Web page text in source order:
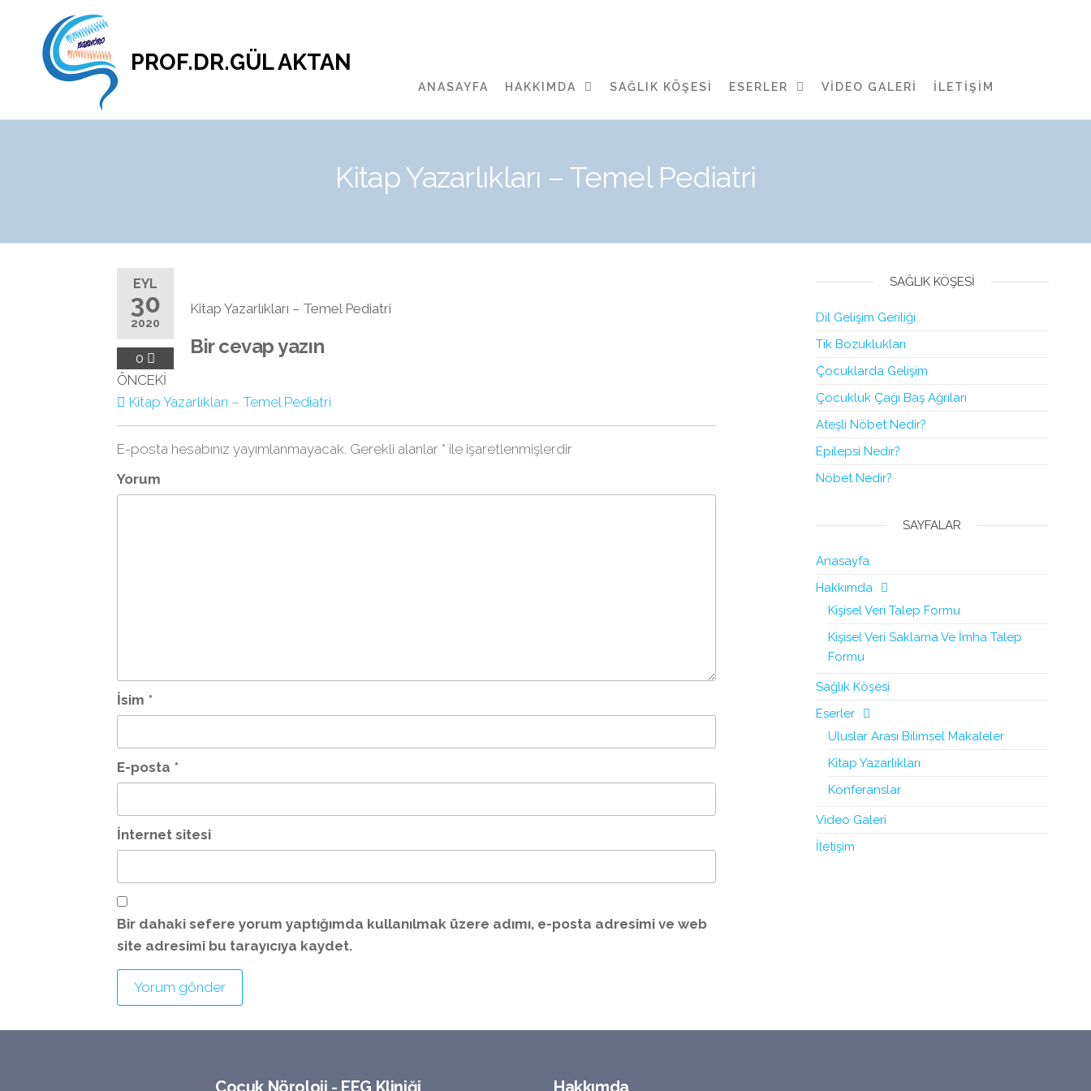
PROF.DR.GÜL AKTAN
ANASAYFA HAKKIMDA SAĞLIK KÖŞESI ESERLER VIDEO GALERI İLETIŞIM
Kitap Yazarlıkları – Temel Pediatri
EYL
30
2020
0
Kitap Yazarlıkları – Temel Pediatri
ÖNCEKI
Kitap Yazarlıkları – Temel Pediatri
Bir cevap yazın
E-posta hesabınız yayımlanmayacak. Gerekli alanlar * ile işaretlenmişlerdir
Yorum
İsim *
E-posta *
İnternet sitesi
Bir dahaki sefere yorum yaptığımda kullanılmak üzere adımı, e-posta adresimi ve web
site adresimi bu tarayıcıya kaydet.
SAĞLIK KÖŞESI
Dil Gelişim Geriliği
Tik Bozuklukları
Çocuklarda Gelişim
Çocukluk Çağı Baş Ağrıları
Ateşli Nöbet Nedir?
Epilepsi Nedir?
Nöbet Nedir?
SAYFALAR
Anasayfa
Hakkımda
Kişisel Veri Talep Formu
Kişisel Veri Saklama Ve İmha Talep
Formu
Sağlık Köşesi
Eserler
Uluslar Arası Bilimsel Makaleler
Kitap Yazarlıkları
Konferanslar
Video Galeri
İletişim
Çocuk Nöroloji - EEG Kliniği Hakkımda